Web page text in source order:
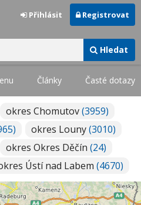
Hledat
Přihlásit Registrovat
Články Časté dotazy
okres Chomutov(3959)
okres Louny(3010)
okres Okres Děčín (24)
Ústí nad Labem (4670)